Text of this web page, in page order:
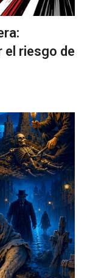
el riesgo de